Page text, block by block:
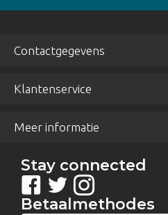
Contactgegevens
Klantenservice
Meer informatie
Stay connected
Betaalmethodes